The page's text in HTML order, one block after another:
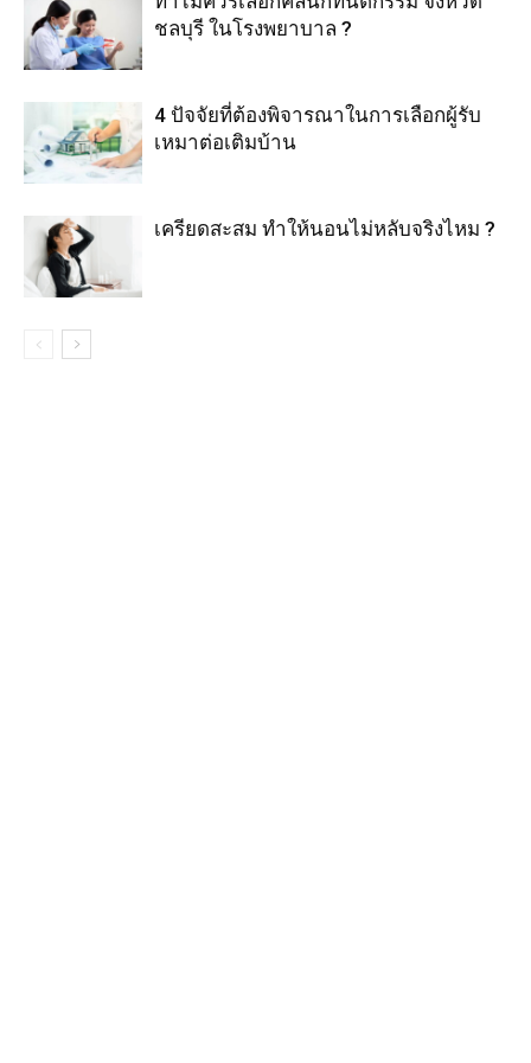
ชลบุรี ในโรงพยาบาล ?
4 ปัจจัยที่ต้องพิจารณาในการเลือกผู้รับ
เหมาต่อเติมบ้าน
เครียดสะสม ทำให้นอนไม่หลับจริงไหม ?